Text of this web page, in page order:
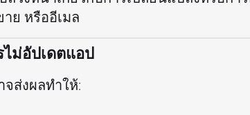
ย หรืออีเมล
ไม่อัปเดตแอป
ส่งผลทำให้: